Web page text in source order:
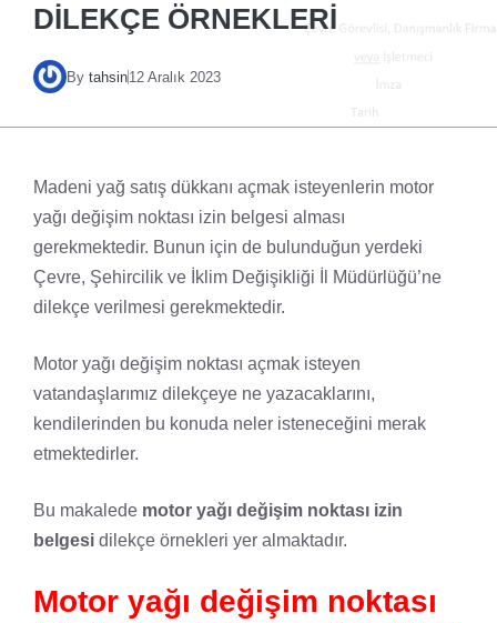
DILEKÇE ÖRNEKLERI
By tahsin12 Aralık 2023
Madeni yağ satış dükkanı açmak isteyenlerin motor
yağı değişim noktası izin belgesi alması
gerekmektedir. Bunun için de bulunduğun yerdeki
Çevre, Şehircilik ve İklim Değişikliği İl Müdürlüğü’ne
dilekçe verilmesi gerekmektedir.
Motor yağı değişim noktası açmak isteyen
vatandaşlarımız dilekçeye ne yazacaklarını,
kendilerinden bu konuda neler isteneceğini merak
etmektedirler.
Bu makalede motor yağı değişim noktası izin
belgesi dilekçe örnekleri yer almaktadır.
Motor yağı değişim noktası